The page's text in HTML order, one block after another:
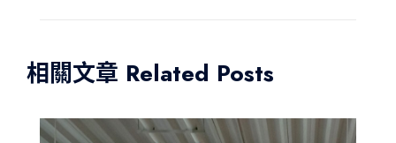
相關文章 Related Posts